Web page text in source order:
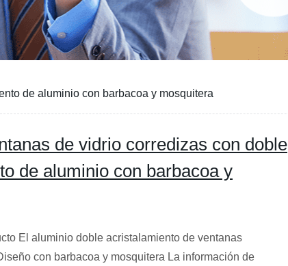
de aluminio con barbacoa y mosquitera
de vidrio corredizas con doble
de aluminio con barbacoa y
El aluminio doble acristalamiento de ventanas
con barbacoa y mosquitera La información de